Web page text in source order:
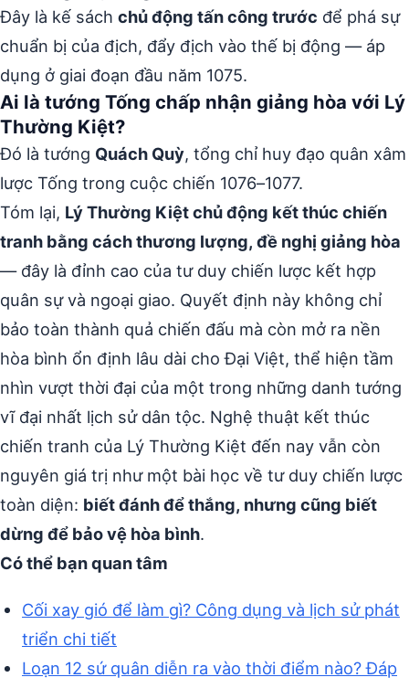
Đây là kế sách chủ động tấn công trước để phá sự
chuẩn bị của địch, đẩy địch vào thế bị động — áp
dụng ở giai đoạn đầu năm 1075.
Ai là tướng Tống chấp nhận giảng hòa với Lý
Thường Kiệt?
Đó là tướng Quách Quỳ, tổng chỉ huy đạo quân xâm
lược Tống trong cuộc chiến 1076–1077.
Tóm lại, Lý Thường Kiệt chủ động kết thúc chiến
tranh bằng cách thương lượng, đề nghị giảng hòa
— đây là đỉnh cao của tư duy chiến lược kết hợp
quân sự và ngoại giao. Quyết định này không chỉ
bảo toàn thành quả chiến đấu mà còn mở ra nền
hòa bình ổn định lâu dài cho Đại Việt, thể hiện tầm
nhìn vượt thời đại của một trong những danh tướng
vĩ đại nhất lịch sử dân tộc. Nghệ thuật kết thúc
chiến tranh của Lý Thường Kiệt đến nay vẫn còn
nguyên giá trị như một bài học về tư duy chiến lược
toàn diện: biết đánh để thắng, nhưng cũng biết
dừng để bảo vệ hòa bình.
Có thể bạn quan tâm
Cối xay gió để làm gì? Công dụng và lịch sử phát
triển chi tiết
Loạn 12 sứ quân diễn ra vào thời điểm nào? Đáp